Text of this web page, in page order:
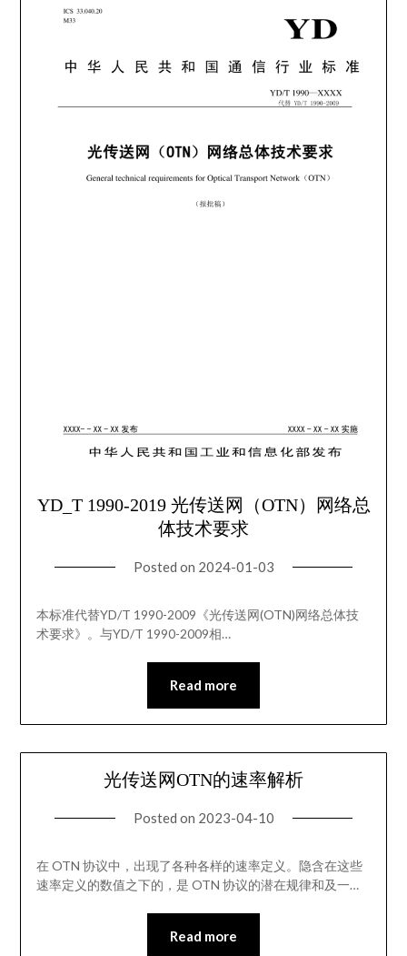
YD_T 1990-2019 光传送网（OTN）网络总
体技术要求
Posted on 2024-01-03
本标准代替YD/T 1990-2009《光传送网(OTN)网络总体技
术要求》。与YD/T 1990-2009相…
Read more
光传送网OTN的速率解析
Posted on 2023-04-10
在 OTN 协议中，出现了各种各样的速率定义。隐含在这些
速率定义的数值之下的，是 OTN 协议的潜在规律和及一…
Read more